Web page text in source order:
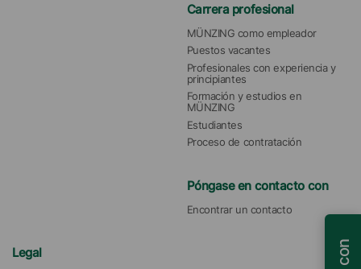
Carrera profesional
MÜNZING como empleador
Puestos vacantes
Profesionales con experiencia y
principiantes
Formación y estudios en
MÜNZING
Estudiantes
Proceso de contratación
Póngase en contacto con
Encontrar un contacto
Legal